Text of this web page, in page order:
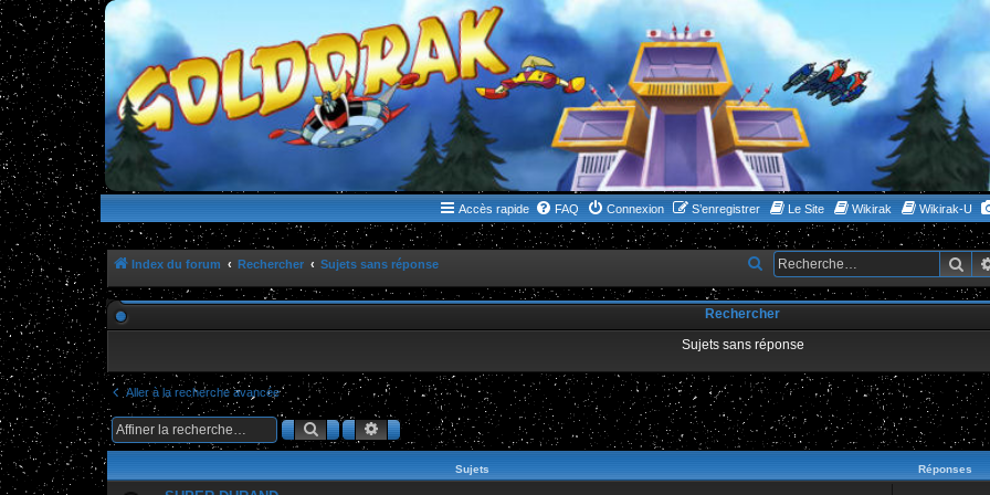
WWW.GOLDORAKGO.COM
le site de la Lune Rouge
Accès rapide FAQ Connexion S’enregistrer Le Site Wikirak Wikirak-U
Index du forum Rechercher Sujets sans réponse
e
c
h
e
r
h
e
Rechercher
Sujets sans réponse
Aller à la recherche avancée
RechercherRecherche avancée
Sujets Réponses